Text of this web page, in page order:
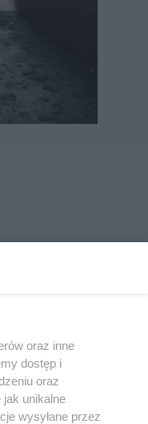
Dystrybucja
Prywatności
oraz inne
dostęp i
oraz
jak unikalne
wysyłane przez